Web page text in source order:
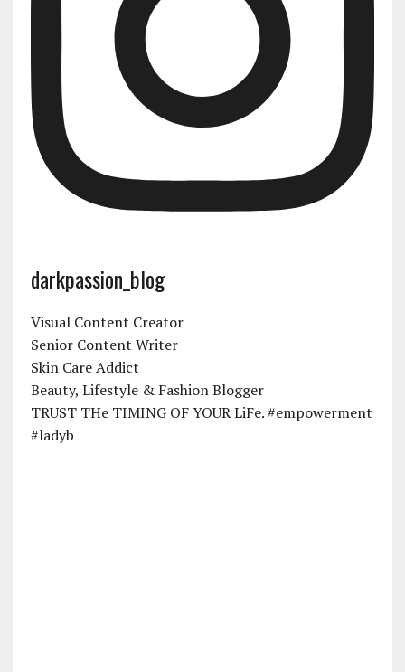
darkpassion_blog
Visual Content Creator
Senior Content Writer
Skin Care Addict
Beauty, Lifestyle & Fashion Blogger
TRUST THe TIMING OF YOUR LiFe. #empowerment
#ladyb